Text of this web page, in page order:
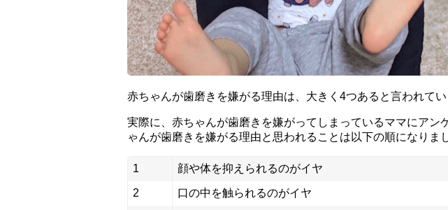
赤ちゃんが歯磨きを嫌がる理由は、大きく4つあると言われてい
実際に、赤ちゃんが歯磨きを嫌がってしまっているママにアン
ゃんが歯磨きを嫌がる理由と思われることは以下の順になりま
1 顔や体を抑えられるのがイヤ
2 口の中を触られるのがイヤ